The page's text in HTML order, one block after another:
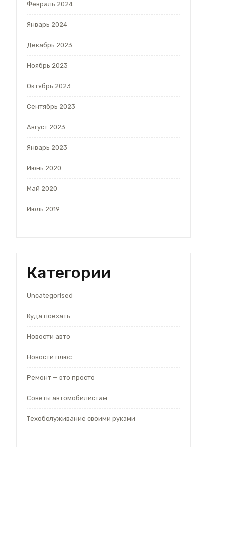
Февраль 2024
Январь 2024
Декабрь 2023
Ноябрь 2023
Октябрь 2023
Сентябрь 2023
Август 2023
Январь 2023
Июнь 2020
Май 2020
Июль 2019
Категории
Uncategorised
Куда поехать
Новости авто
Новости плюс
Ремонт — это просто
Советы автомобилистам
Техобслуживание своими руками